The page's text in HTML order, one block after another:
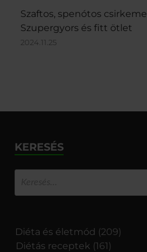
Szaftos, spenótos
Szupergyors és fitt ötlet
2024.11.25
KERESÉS
Diéta és életmód (209)
Diétás receptek (161)